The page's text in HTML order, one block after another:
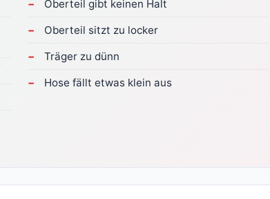
Oberteil gibt keinen Halt
Oberteil sitzt zu locker
Träger zu dünn
Hose fällt etwas klein aus